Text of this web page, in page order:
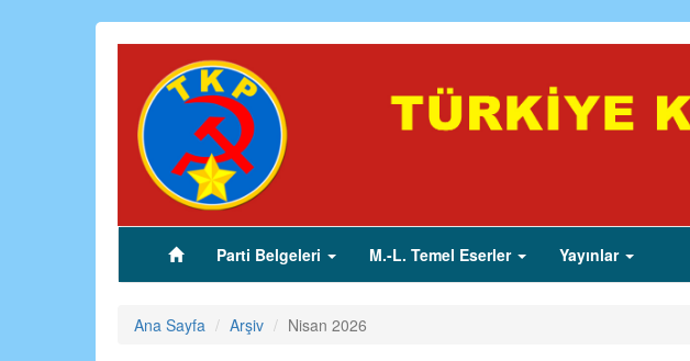
(current)Parti Belgeleri M.-L. Temel Eserler Yayınlar
Ana Sayfa Arşiv Nisan 2026